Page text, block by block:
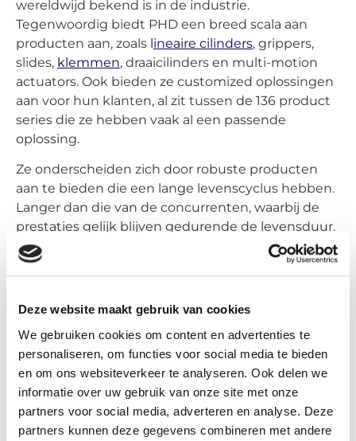
Deze website maakt gebruik van cookies
We gebruiken cookies om content en advertenties te
personaliseren, om functies voor social media te bieden
en om ons websiteverkeer te analyseren. Ook delen we
informatie over uw gebruik van onze site met onze
partners voor social media, adverteren en analyse. Deze
partners kunnen deze gegevens combineren met andere
wereldwijd bekend is in de industrie.
Tegenwoordig biedt PHD een breed scala aan
producten aan, zoals lineaire cilinders, grippers,
slides, klemmen, draaicilinders en multi-motion
actuators. Ook bieden ze customized oplossingen
aan voor hun klanten, al zit tussen de 136 product
series die ze hebben vaak al een passende
oplossing.
Ze onderscheiden zich door robuste producten
aan te bieden die een lange levenscyclus hebben.
Langer dan die van de concurrenten, waarbij de
prestaties gelijk blijven gedurende de levensduur.
Daarnaast biedt het van oorsprong Amerikaanse
bedrijf software en internetapplicaties aan die het
PHD is werkzaam in veel industrieën. Bijvoorbeeld
de medische industrie, verpakkingen, glas
industrie, automotive, voedsel industrie tot de
robotica. Meer weten over hun producten en
diensten? Bekijk de onderstaande video. Op de
website van PHD zelf zijn nog meer informatieve
video’s te vinden.